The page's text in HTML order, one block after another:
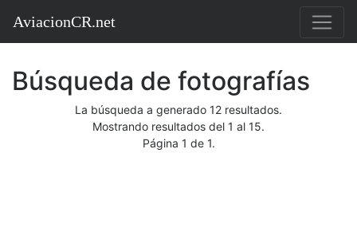
AviacionCR.net
Búsqueda de fotografías
La búsqueda a generado 12 resultados.
Mostrando resultados del 1 al 15.
Página 1 de 1.